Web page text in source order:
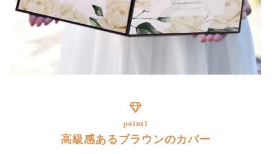
point1
高級感あるブラウンのカバー